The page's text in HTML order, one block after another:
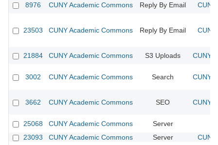
8976 CUNY Academic Commons Reply By Email
23503 CUNY Academic Commons Reply By Email
21884 CUNY Academic Commons S3 Uploads CUNY
3002 CUNY Academic Commons Search CUNY
3662 CUNY Academic Commons SEO CUNY
25068 CUNY Academic Commons
Server
23093
CUNY Academic Commons Server